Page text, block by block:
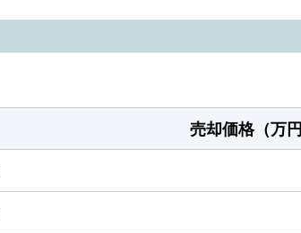
売却価格（万円